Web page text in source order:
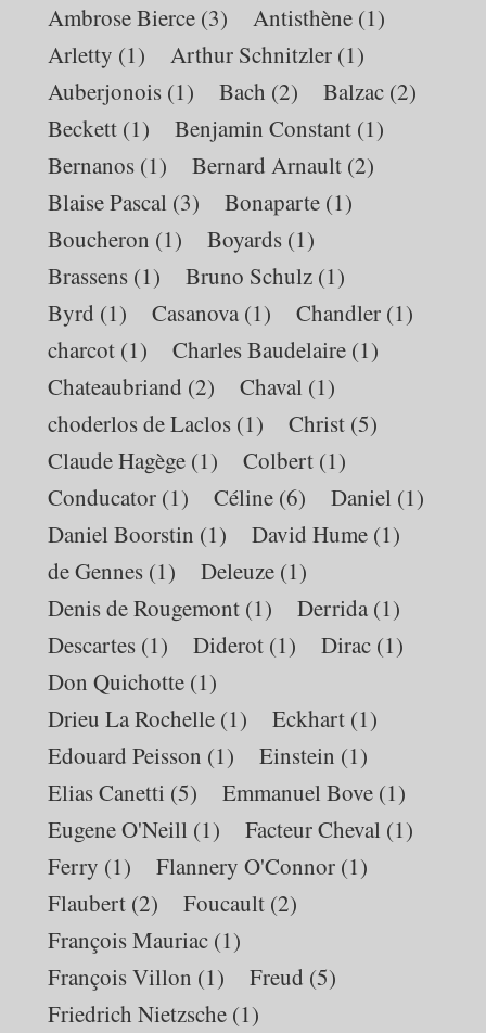
Ambrose Bierce (3) Antisthène (1)
Arletty (1) Arthur Schnitzler (1)
Auberjonois (1) Bach (2) Balzac (2)
Beckett (1) Benjamin Constant (1)
Bernanos (1) Bernard Arnault (2)
Blaise Pascal (3) Bonaparte (1)
Boucheron (1) Boyards (1)
Brassens (1) Bruno Schulz (1)
Byrd (1) Casanova (1) Chandler (1)
charcot (1) Charles Baudelaire (1)
Chateaubriand (2) Chaval (1)
choderlos de Laclos (1) Christ (5)
Claude Hagège (1) Colbert (1)
Conducator (1) Céline (6) Daniel (1)
Daniel Boorstin (1) David Hume (1)
de Gennes (1) Deleuze (1)
Denis de Rougemont (1) Derrida (1)
Descartes (1) Diderot (1) Dirac (1)
Don Quichotte (1)
Drieu La Rochelle (1) Eckhart (1)
Edouard Peisson (1) Einstein (1)
Elias Canetti (5) Emmanuel Bove (1)
Eugene O'Neill (1) Facteur Cheval (1)
Ferry (1) Flannery O'Connor (1)
Flaubert (2) Foucault (2)
François Mauriac (1)
François Villon (1) Freud (5)
Friedrich Nietzsche (1)